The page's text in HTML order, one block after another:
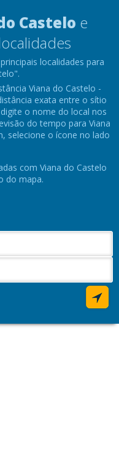
Castelo e
localidades para
Viana do Castelo -
exata entre o sítio
o nome do local nos
do tempo para Viana
selecione o ícone no lado
com Viana do Castelo
do mapa.